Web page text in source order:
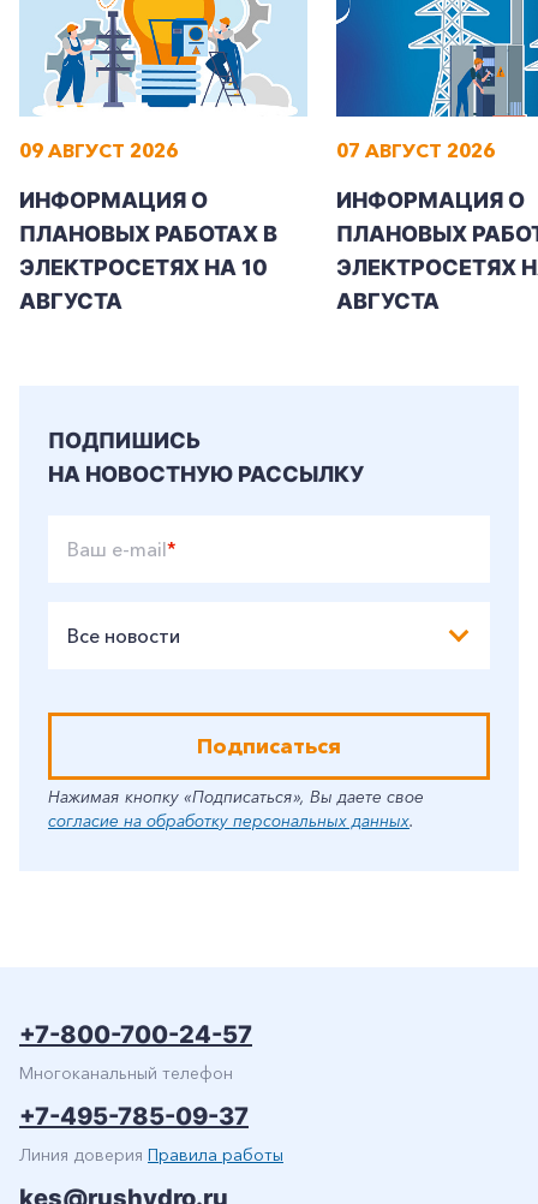
+7-800-700-24-57
Частным клиентам
Корпоративным клиентам
09 АВГУСТ 2026
ИНФОРМАЦИЯ О
ПЛАНОВЫХ РАБОТАХ В
ЭЛЕКТРОСЕТЯХ НА 10
АВГУСТА
07 АВГУСТ 2026
ИНФОРМАЦИЯ О
ПЛАНОВЫХ
ЭЛЕКТРОСЕТЯХ
АВГУСТА
ПОДПИШИСЬ
НА НОВОСТНУЮ РАССЫЛКУ
Ваш e-mail*
Все новости
Подписаться
Нажимая кнопку «Подписаться», Вы даете свое
согласие на обработку персональных данных.
+7-800-700-24-57
Многоканальный телефон
+7-495-785-09-37
Линия доверия Правила работы
kes@rushydro.ru